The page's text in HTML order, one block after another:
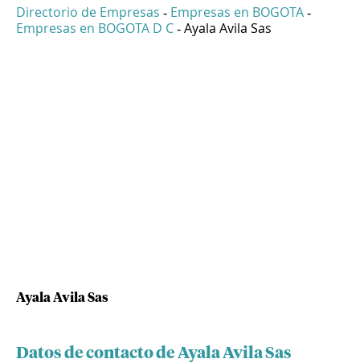
Directorio de Empresas - Empresas en BOGOTA -
Empresas en BOGOTA D C - Ayala Avila Sas
Ayala Avila Sas
Datos de contacto de Ayala Avila Sas